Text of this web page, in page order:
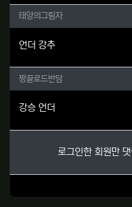
태양의그림자님
태양의그림자
언더 강추
짱끌로드반담님
짱끌로드반담
강승 언더
로그인한 회원만